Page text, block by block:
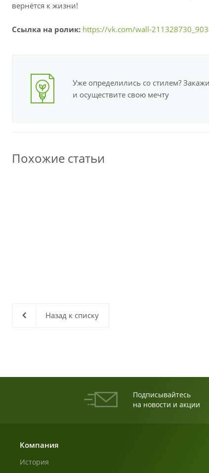
вернётся к жизни!
Ссылка на ролик: https://vk.com/wall-
Уже определились со стилем?
и осуществите свою мечту
Похожие статьи
Назад к списку
Подписывайтесь
на новости и акции
Компания
История